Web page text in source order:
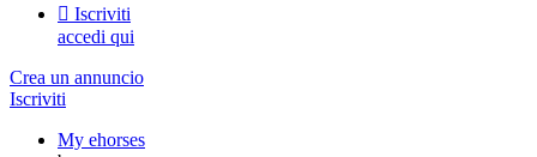
 Iscriviti
accedi qui
Crea un annuncio
Iscriviti
My ehorses